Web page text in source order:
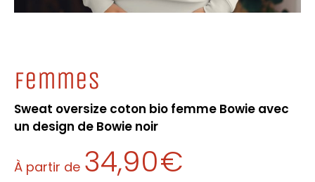
Femmes
Sweat oversize coton bio femme Bowie avec
un design de Bowie noir
À partir de 34,90€